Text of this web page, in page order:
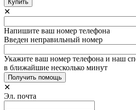
✕
Напишите ваш номер телефона
Введен неправильный номер
Укажите ваш номер телефона и наш
в ближайшие несколько минут
✕
Эл. почта